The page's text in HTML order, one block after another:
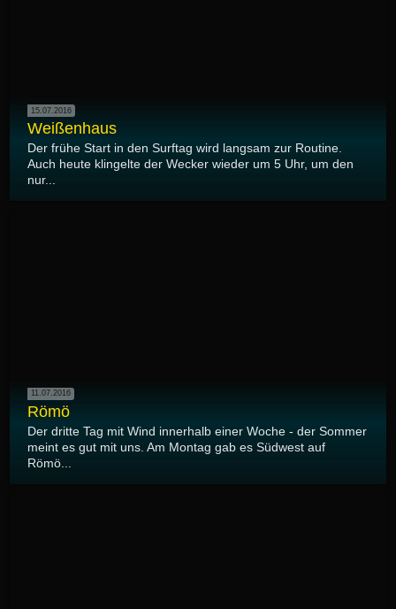
15.07.2016
Weißenhaus
Der frühe Start in den Surftag wird langsam zur Routine.
Auch heute klingelte der Wecker wieder um 5 Uhr, um den
nur...
11.07.2016
Römö
Der dritte Tag mit Wind innerhalb einer Woche - der Sommer
meint es gut mit uns. Am Montag gab es Südwest auf
Römö...